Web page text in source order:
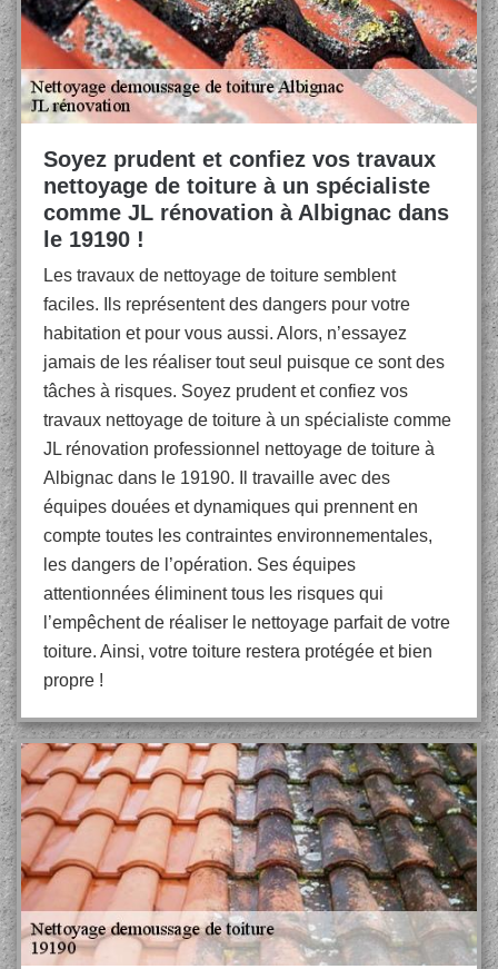
Soyez prudent et confiez vos travaux
nettoyage de toiture à un spécialiste
comme JL rénovation à Albignac dans
le 19190 !
Les travaux de nettoyage de toiture semblent
faciles. Ils représentent des dangers pour votre
habitation et pour vous aussi. Alors, n’essayez
jamais de les réaliser tout seul puisque ce sont des
tâches à risques. Soyez prudent et confiez vos
travaux nettoyage de toiture à un spécialiste comme
JL rénovation professionnel nettoyage de toiture à
Albignac dans le 19190. Il travaille avec des
équipes douées et dynamiques qui prennent en
compte toutes les contraintes environnementales,
les dangers de l’opération. Ses équipes
attentionnées éliminent tous les risques qui
l’empêchent de réaliser le nettoyage parfait de votre
toiture. Ainsi, votre toiture restera protégée et bien
propre !